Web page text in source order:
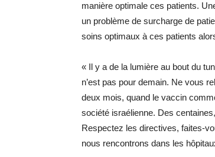
manière optimale ces patients.
un problème de surcharge de
soins optimaux à ces patients
« Il y a de la lumière au bout du
n’est pas pour demain. Ne vous
deux mois, quand le vaccin
société israélienne. Des
Respectez les directives, faites-
nous rencontrons dans les